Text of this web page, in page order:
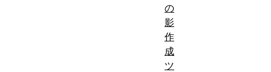
の
影
作
成
ツ